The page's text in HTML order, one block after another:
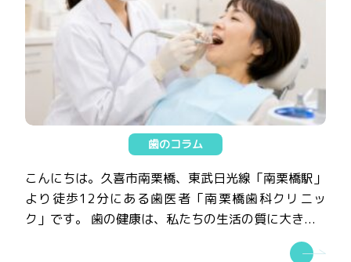
歯のコラム
こんにちは。久喜市南栗橋、東武日光線「南栗橋駅」
より徒歩12分にある歯医者「南栗橋歯科クリニッ
ク」です。 歯の健康は、私たちの生活の質に大き...